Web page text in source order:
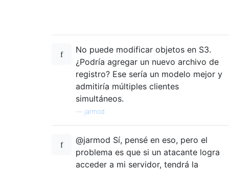
No puede modificar objetos en S3.
¿Podría agregar un nuevo archivo de
registro? Ese sería un modelo mejor y
admitiría múltiples clientes
simultáneos.
jarmod
@jarmod Sí, pensé en eso, pero el
problema es que si un atacante logra
acceder a mi servidor, tendrá la